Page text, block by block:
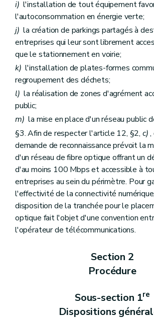
i) l'installation de tout équipement
l'autoconsommation en énergie verte;
j) la création de parkings partagés à
entreprises qui leur sont librement
que le stationnement en voirie;
k) l'installation de plates-formes
regroupement des déchets;
l) la réalisation de zones d'agrément
public;
m) la mise en place d'un réseau public
§3. Afin de respecter l'article 12, §2, c),
demande de reconnaissance prévoit la
d'un réseau de fibre optique offrant un
d'au moins 100 Mbps et accessible à
entreprises au sein du périmètre. Pour
l'effectivité de la connectivité
disposition de la tranchée pour le
optique fait l'objet d'une convention
l'opérateur de télécommunications.
Section 2
Procédure
Sous-section 1re
Dispositions